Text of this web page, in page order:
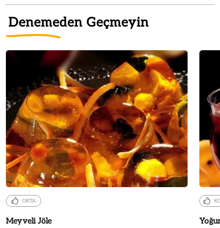
Denemeden Geçmeyin
ORTA
Meyveli Jöle